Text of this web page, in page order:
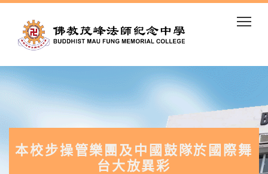
本校步操管樂團及中國鼓隊於國際舞
台大放異彩